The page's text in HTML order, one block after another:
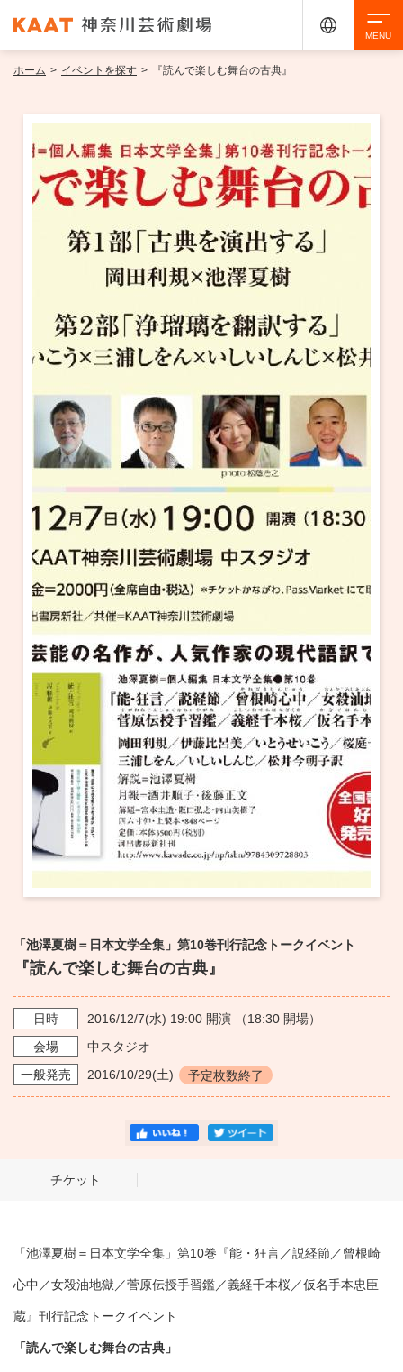
イベントを探す
・ イベントカレンダー
・ 館内サービス・アクセシビリティ
・ フロアマップ
・ レストラン/カフェ
・ 交通案内
・ よくある質問
施設を借りる
KAATについて
・ 施設概要
・ フロアマップ
・ レストラン/カフェ
KAAT 神奈川芸術劇場
アクセシビリティ チケット購入 交通案内
ホーム > イベントを探す > 『読んで楽しむ舞台の古典』
「池澤夏樹＝日本文学全集」第10巻刊行記念トークイベント
『読んで楽しむ舞台の古典』
日時 2016/12/7(水) 19:00 開演 （18:30 開場）
会場
中スタジオ
一般発売
2016/10/29(土) 予定枚数終了
チケット
「池澤夏樹＝日本文学全集」第10巻『能・狂言／説経節／曾根崎
心中／女殺油地獄／菅原伝授手習鑑／義経千本桜／仮名手本忠臣
蔵』刊行記念トークイベント
「読んで楽しむ舞台の古典」